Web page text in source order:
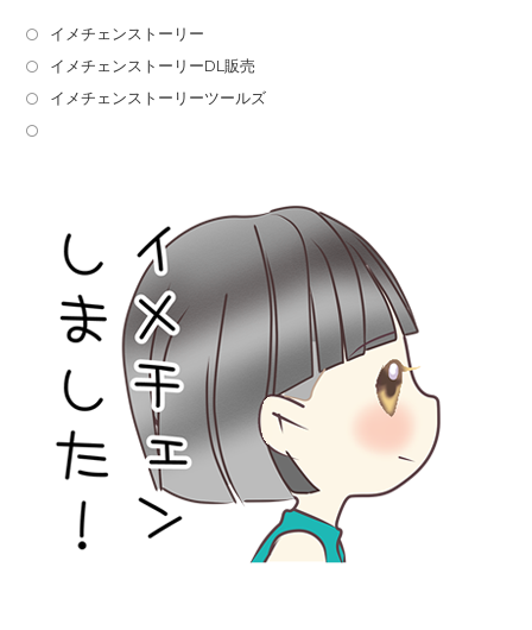
イメチェンストーリー
イメチェンストーリーDL販売
イメチェンストーリーツールズ